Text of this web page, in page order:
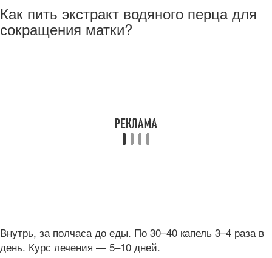
Как пить экстракт водяного перца для
сокращения матки?
Внутрь, за полчаса до еды. По 30–40 капель 3–4 раза в
день. Курс лечения — 5–10 дней.